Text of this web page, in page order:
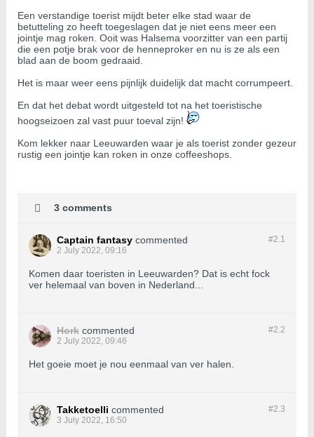
Een verstandige toerist mijdt beter elke stad waar de
betutteling zo heeft toegeslagen dat je niet eens meer een
jointje mag roken. Ooit was Halsema voorzitter van een partij
die een potje brak voor de henneproker en nu is ze als een
blad aan de boom gedraaid.
Het is maar weer eens pijnlijk duidelijk dat macht corrumpeert.
En dat het debat wordt uitgesteld tot na het toeristische
hoogseizoen zal vast puur toeval zijn!
Kom lekker naar Leeuwarden waar je als toerist zonder gezeur
rustig een jointje kan roken in onze coffeeshops.
3 comments
#2.1
Captain fantasy commented
2 July 2022, 09:16
Komen daar toeristen in Leeuwarden? Dat is echt fock
ver helemaal van boven in Nederland...
#2.2
Hork commented
2 July 2022, 09:46
Het goeie moet je nou eenmaal van ver halen.
#2.3
Takketoelli commented
3 July 2022, 16:50